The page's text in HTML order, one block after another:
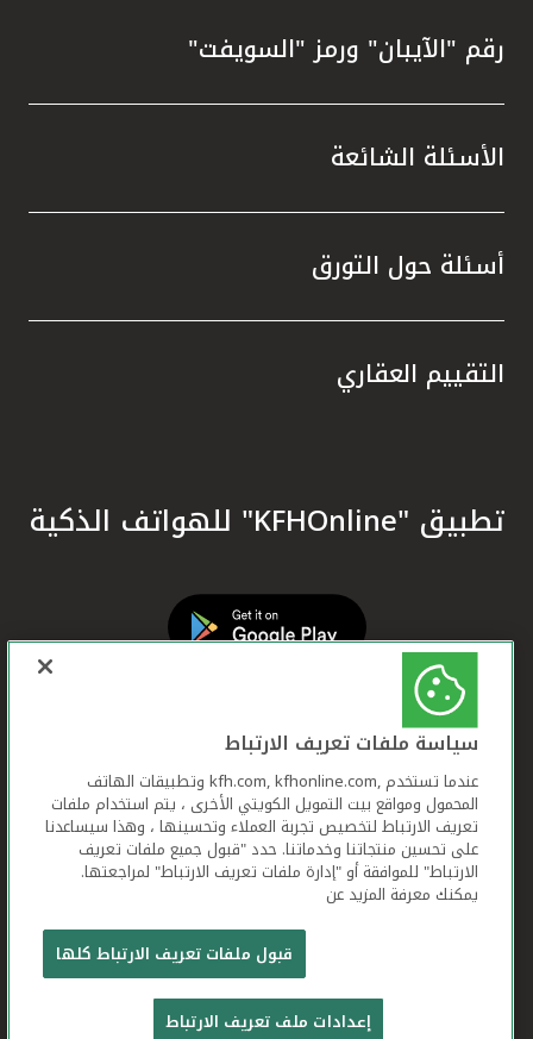
رقم "الآيبان" ورمز "السويفت"
الأسئلة الشائعة
أسئلة حول التورق
التقييم العقاري
تطبيق "KFHOnline" للهواتف الذكية
بيت التمويل الكويتي جميع الحقوق محفوظة © 2026
شروط وأحكام استخدام الموقع الإلكتروني
تعريف الارتباط بيان الخصوصية
سياسة ملفات تعريف الارتباط
عندما تستخدم ,kfh.com, kfhonline.com وتطبيقات الهاتف
المحمول ومواقع بيت التمويل الكويتي الأخرى ، يتم استخدام ملفات
تعريف الارتباط لتخصيص تجربة العملاء وتحسينها ، وهذا سيساعدنا
على تحسين منتجاتنا وخدماتنا. حدد "قبول جميع ملفات تعريف
الارتباط" للموافقة أو "إدارة ملفات تعريف الارتباط" لمراجعتها.
يمكنك معرفة المزيد عن
قبول ملفات تعريف الارتباط كلها
إعدادات ملف تعريف الارتباط